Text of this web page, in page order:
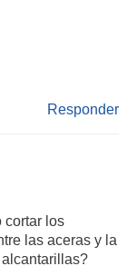
Responder
cortar los
las aceras y la